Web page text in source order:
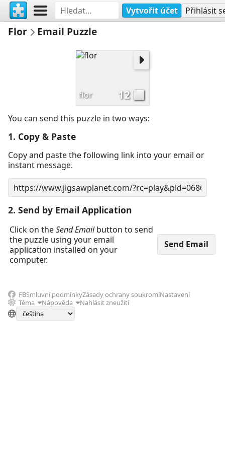
Vytvořit účet Přihlásit
Flor Email Puzzle
flor 12
You can send this puzzle in two ways:
1. Copy & Paste
Copy and paste the following link into your email or
instant message.
2. Send by Email Application
Click on theSend Emailbutton to send
the puzzle using your email
application installed on your
computer.
FBSmluvní podmínkyZásady ochrany soukromíNastavení
Téma
Nápověda Nahlásit zneužití